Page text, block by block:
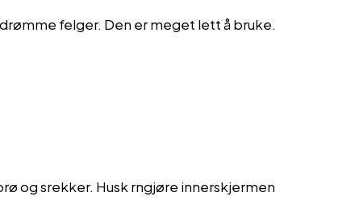
drømme felger. Den er meget lett å bruke.
og srekker. Husk rngjøre innerskjermen